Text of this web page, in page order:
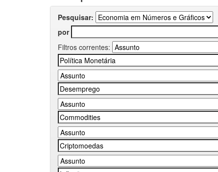
Pesquisar:
por
Filtros correntes: